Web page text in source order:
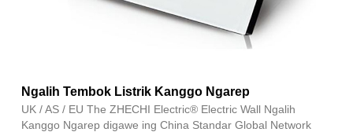
Ngalih Tembok Listrik Kanggo Ngarep
UK / AS / EU The ZHECHI Electric® Electric Wall Ngalih
Kanggo Ngarep digawe ing China Standar Global Network